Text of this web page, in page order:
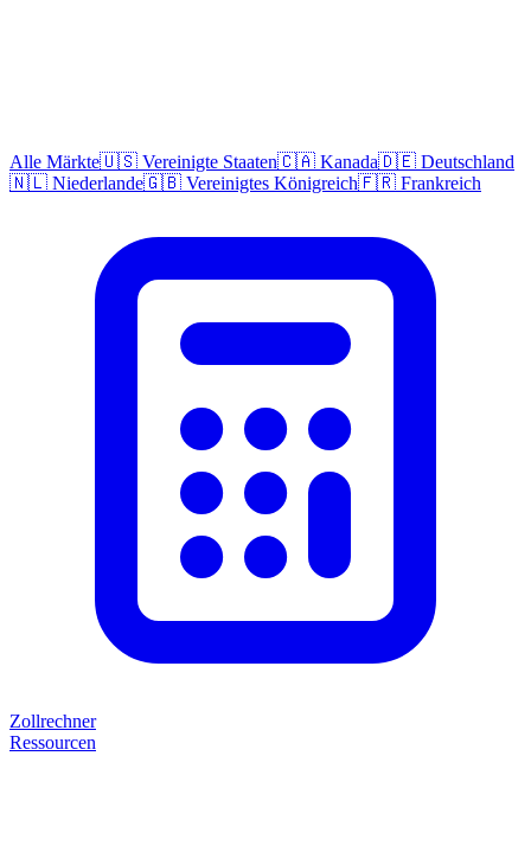
Alle Märkte🇺🇸 Vereinigte Staaten🇨🇦 Kanada🇩🇪 Deutschland
🇳🇱 Niederlande🇬🇧 Vereinigtes Königreich🇫🇷 Frankreich
Zollrechner
Ressourcen